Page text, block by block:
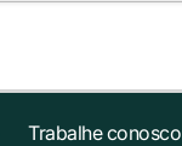
Trabalhe conosco